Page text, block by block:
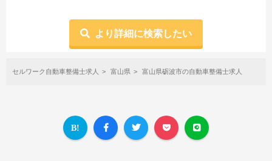
より詳細に検索したい
セルワーク自動車整備士求人 富山県 富山県砺波市の自動車整備士求人